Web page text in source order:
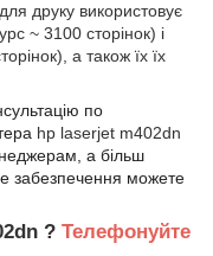
друку використовує
~ 3100 сторінок) і
а також їх їх
по
hp laserjet m402dn
а більш
забезпечення можете
? Телефонуйте